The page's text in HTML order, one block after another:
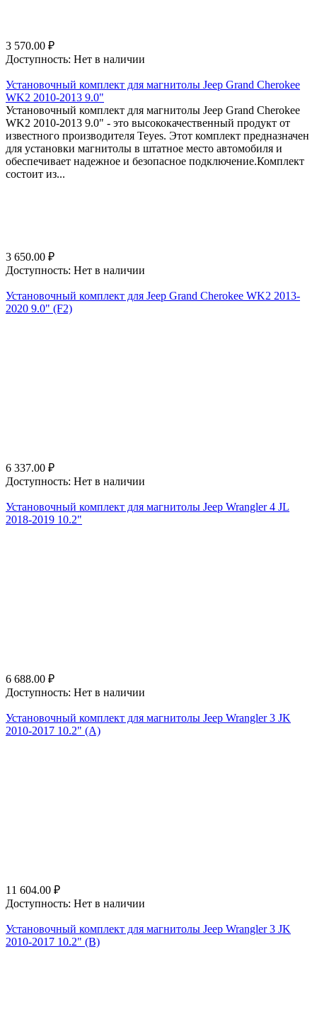
3 570.00 ₽
Доступность: Нет в наличии
Установочный комплект для магнитолы Jeep Grand Cherokee
WK2 2010-2013 9.0"
Установочный комплект для магнитолы Jeep Grand Cherokee
WK2 2010-2013 9.0" - это высококачественный продукт от
известного производителя Teyes. Этот комплект предназначен
для установки магнитолы в штатное место автомобиля и
обеспечивает надежное и безопасное подключение.Комплект
состоит из...
3 650.00 ₽
Доступность: Нет в наличии
Установочный комплект для Jeep Grand Cherokee WK2 2013-
2020 9.0" (F2)
6 337.00 ₽
Доступность: Нет в наличии
Установочный комплект для магнитолы Jeep Wrangler 4 JL
2018-2019 10.2"
6 688.00 ₽
Доступность: Нет в наличии
Установочный комплект для магнитолы Jeep Wrangler 3 JK
2010-2017 10.2" (A)
11 604.00 ₽
Доступность: Нет в наличии
Установочный комплект для магнитолы Jeep Wrangler 3 JK
2010-2017 10.2" (B)